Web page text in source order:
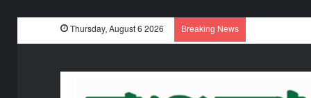
Thursday, August 6 2026 Breaking News